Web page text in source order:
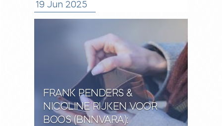
19 Jun 2025
FRANK PENDERS &
NICOLINE RIJKEN VOOR
BOOS (BNNVARA):